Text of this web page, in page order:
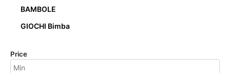
BAMBOLE
GIOCHI Bimba
Price